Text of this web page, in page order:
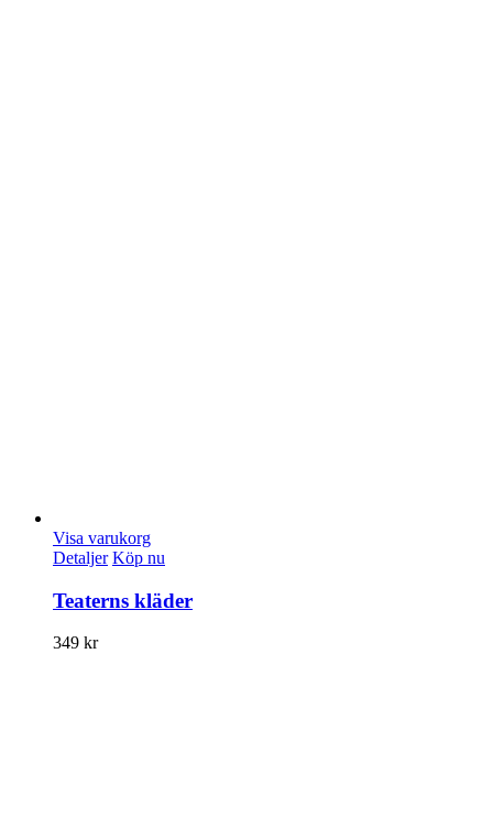
Visa varukorg
Detaljer Köp nu
Teaterns kläder
349 kr